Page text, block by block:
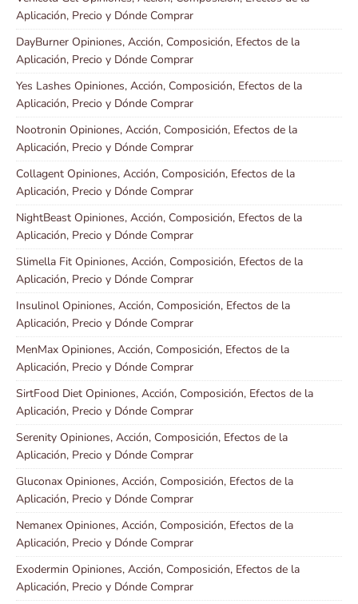
Aplicación, Precio y Dónde Comprar
DayBurner Opiniones, Acción, Composición, Efectos de la
Aplicación, Precio y Dónde Comprar
Yes Lashes Opiniones, Acción, Composición, Efectos de la
Aplicación, Precio y Dónde Comprar
Nootronin Opiniones, Acción, Composición, Efectos de la
Aplicación, Precio y Dónde Comprar
Collagent Opiniones, Acción, Composición, Efectos de la
Aplicación, Precio y Dónde Comprar
NightBeast Opiniones, Acción, Composición, Efectos de la
Aplicación, Precio y Dónde Comprar
Slimella Fit Opiniones, Acción, Composición, Efectos de la
Aplicación, Precio y Dónde Comprar
Insulinol Opiniones, Acción, Composición, Efectos de la
Aplicación, Precio y Dónde Comprar
MenMax Opiniones, Acción, Composición, Efectos de la
Aplicación, Precio y Dónde Comprar
SirtFood Diet Opiniones, Acción, Composición, Efectos de la
Aplicación, Precio y Dónde Comprar
Serenity Opiniones, Acción, Composición, Efectos de la
Aplicación, Precio y Dónde Comprar
Gluconax Opiniones, Acción, Composición, Efectos de la
Aplicación, Precio y Dónde Comprar
Nemanex Opiniones, Acción, Composición, Efectos de la
Aplicación, Precio y Dónde Comprar
Exodermin Opiniones, Acción, Composición, Efectos de la
Aplicación, Precio y Dónde Comprar